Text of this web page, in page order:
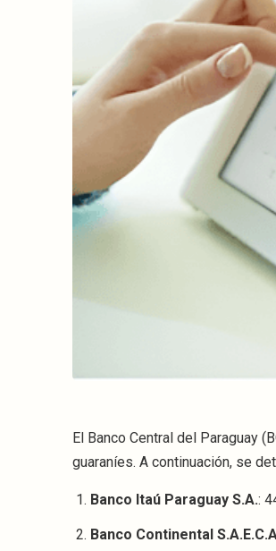
El Banco Central del Paraguay
guaraníes. A continuación, se
Banco Itaú Paraguay S.A.:
Banco Continental